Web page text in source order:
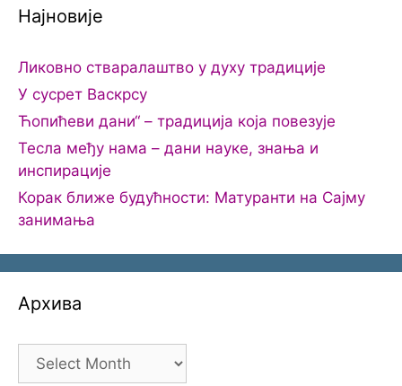
Најновије
Ликовно стваралаштво у духу традиције
У сусрет Васкрсу
Ћопићеви дани“ – традиција која повезује
Тесла међу нама – дани науке, знања и
инспирације
Корак ближе будућности: Матуранти на Сајму
занимања
Архива
Архива